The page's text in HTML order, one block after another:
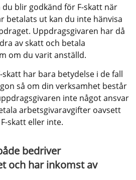
blir godkänd för F-skatt när
betalats ut kan du inte hänvisa
Uppdragsgivaren har då
av skatt och betala
om du varit anställd.
har bara betydelse i de fall
så om din verksamhet består
inte något ansvar
arbetsgivaravgifter oavsett
skatt eller inte.
bedriver
och har inkomst av